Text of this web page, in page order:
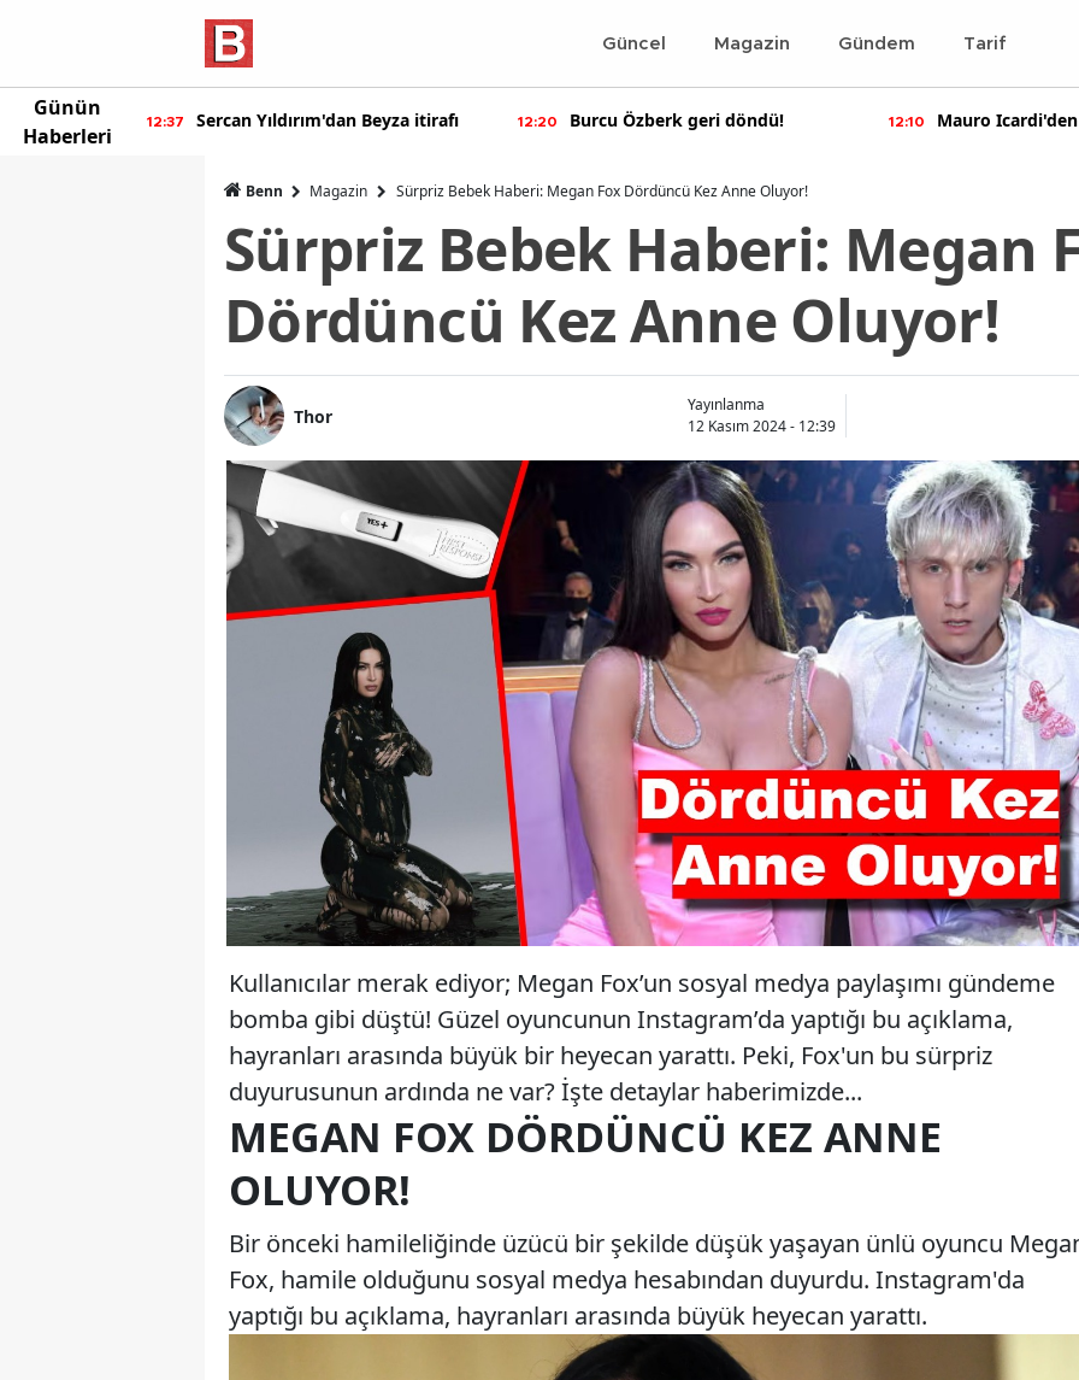
Güncel Magazin Gündem Tarif
Günün
Haberleri
Beyza itirafı 12:20 Burcu Özberk geri döndü! 12:10
Mauro Icardi'den olay yaratan
11:55
Bennu
Benn Magazin Sürpriz Bebek Haberi: Megan Fox Dördüncü Kez Anne Oluyor!
Sürpriz Bebek Haberi: Megan
Dördüncü Kez Anne Oluyor!
Thor
Yayınlanma
12 Kasım 2024 - 12:39
Kullanıcılar merak ediyor; Megan Fox’un sosyal medya paylaşımı gündeme
bomba gibi düştü! Güzel oyuncunun Instagram’da yaptığı bu açıklama,
hayranları arasında büyük bir heyecan yarattı. Peki, Fox'un bu sürpriz
duyurusunun ardında ne var? İşte detaylar haberimizde...
MEGAN FOX DÖRDÜNCÜ KEZ ANNE
OLUYOR!
Bir önceki hamileliğinde üzücü bir şekilde düşük yaşayan ünlü oyuncu
Fox, hamile olduğunu sosyal medya hesabından duyurdu. Instagram'da
yaptığı bu açıklama, hayranları arasında büyük heyecan yarattı.